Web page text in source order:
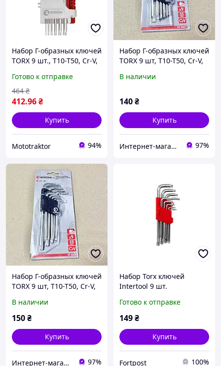
Набор Г-образных ключей
TORX 9 шт., Т10-Т50, Cr-V,
Готово к отправке
412.96₴
464 ₴
Купить
Mototraktor 94%
Набор Г-образных ключей
TORX 9 шт, Т10-Т50, Cr-V,
В наличии
140₴
Купить
Интернет-магазин "Деталион" 97%
Набор Г-образных ключей
TORX 9 шт, Т10-Т50, Cr-V,
В наличии
150₴
Купить
Интернет-магазин "Деталион" 97%
Набор Torx ключей
Intertool 9 шт.
Готово к отправке
149₴
Купить
Fortpost 100%